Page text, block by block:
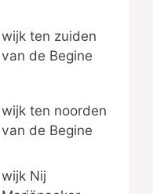
wijk ten zuiden
van de Begine
wijk ten noorden
van de Begine
wijk Nij